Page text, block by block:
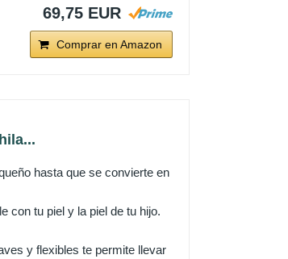
69,75 EUR
Comprar en Amazon
hasta que se convierte en
con tu piel y la piel de tu hijo.
y flexibles te permite llevar